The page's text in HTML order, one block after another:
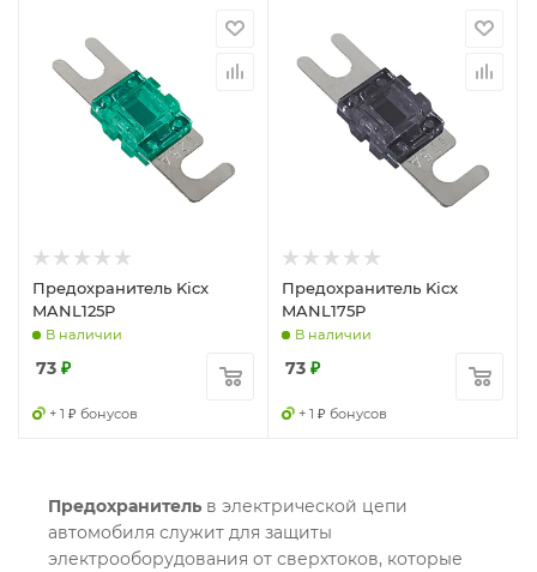
Предохранитель Kicx
MANL125P
В наличии
73 ₽
+ 1 ₽ бонусов
Предохранитель Kicx
MANL175P
В наличии
73 ₽
+ 1 ₽ бонусов
Предохранитель в электрической цепи
автомобиля служит для защиты
электрооборудования от сверхтоков, которые